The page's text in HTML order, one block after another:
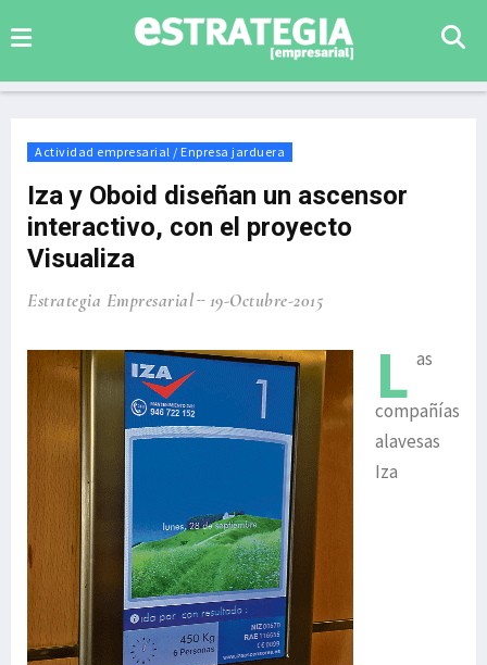
Actividad empresarial / Enpresa jarduera
Iza y Oboid diseñan un ascensor
interactivo, con el proyecto
Visualiza
Estrategia Empresarial 19-Octubre-2015
L as
compañías
alavesas
Iza